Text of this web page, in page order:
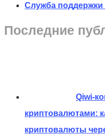
Служба поддержки
Последние
Qiwi-
криптовалютами:
криптовалюты